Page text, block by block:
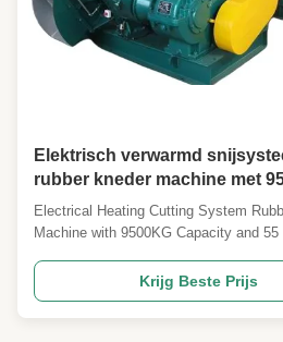
Elektrisch verwarmd
rubber kneder machine met
capaciteit en 55 L
Electrical Heating Cutting System
Machine with 9500KG Capacity and
Machine is a high-performance
designed for efficient rubber and
With a powerful main motor power of
Krijg Beste Prijs